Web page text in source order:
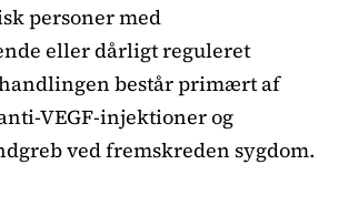
personer med
eller dårligt reguleret
består primært af
VEGF-injektioner og
ved fremskreden sygdom.